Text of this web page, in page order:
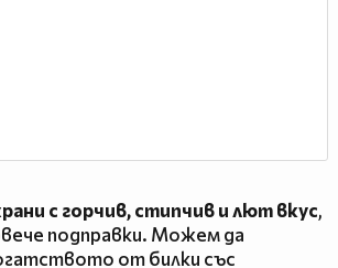
с горчив, стипчив и лют вкус,
подправки. Можем да
от билки със